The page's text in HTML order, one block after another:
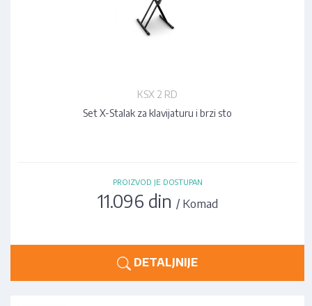
KSX 2 RD
Set X-Stalak za klavijaturu i brzi sto
PROIZVOD JE DOSTUPAN
11.096 din / Komad
DETALJNIJE